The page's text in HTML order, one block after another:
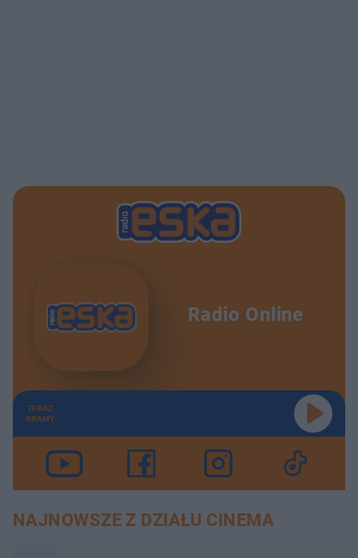
Radio Online
TERAZ
GRAMY
NAJNOWSZE Z DZIAŁU CINEMA